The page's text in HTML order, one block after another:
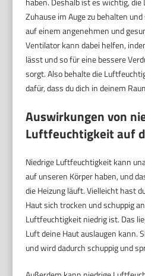
Zuhause im Auge zu behalten
auf einem angenehmen und
Ventilator kann dabei helfen,
lässt und so für eine bessere
sorgt. Also behalte die
dafür, dass du dich in deinem
Auswirkungen von
Luftfeuchtigkeit auf
Niedrige Luftfeuchtigkeit kann
auf unseren Körper haben, und
die Heizung läuft. Vielleicht hast
Haut sich trocken und schuppig
Luftfeuchtigkeit niedrig ist. Das
Luft deine Haut auslaugen kann.
und wird dadurch schuppig und